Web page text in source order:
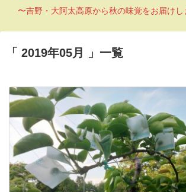
〜吉野・大阿太高原から秋の味覚をお届けし
2019年05月 一覧